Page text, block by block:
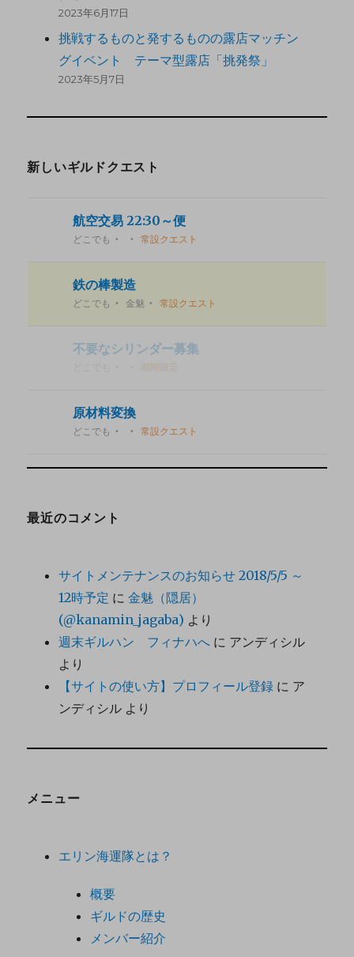
2023年6月17日
挑戦するものと発するものの露店マッチン
グイベント テーマ型露店「挑発祭」
2023年5月7日
新しいギルドクエスト
航空交易 22:30～便
どこでも 常設クエスト
鉄の棒製造
どこでも 金魅 常設クエスト
不要なシリンダー募集
期間限定
原材料変換
どこでも 常設クエスト
最近のコメント
サイトメンテナンスのお知らせ 2018/5/5 ～
12時予定 に金魅（隠居）
(@kanamin_jagaba) より
週末ギルハン フィナハへ に アンディシル
より
【サイトの使い方】プロフィール登録 に ア
ンディシル より
メニュー
エリン海運隊とは？
概要
ギルドの歴史
メンバー紹介